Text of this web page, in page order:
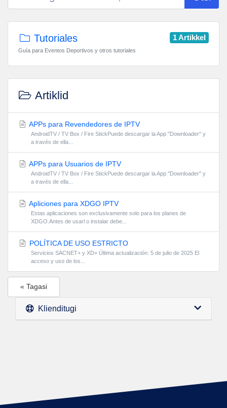
1 Artikkel
Tutoriales
Guía para Eventos Deportivos y otros tutoriales
Artiklid
APPs para Revendedores de IPTV
AndroidTV / TV Box / Fire StickPuede descargar la App ''Downloader'' y
a través de ella...
APPs para Usuarios de IPTV
AndroidTV / TV Box / Fire StickPuede descargar la App ''Downloader'' y
a través de ella...
Apliciones para XDGO IPTV
Estas aplicaciones son exclusivamente solo para los planes de
XDGO.Antes de usarl o instalar debe...
POLÍTICA DE USO ESTRICTO
Servicios SACNET+ y XD+ Última actualización: 5 de julio de 2025 El
acceso y uso de los...
« Tagasi
Klienditugi